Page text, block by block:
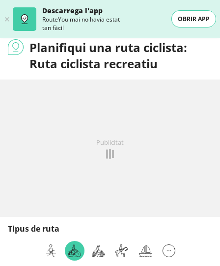
Descarrega l'app
RouteYou mai no havia estat
tan fàcil
OBRIR APP
Planifiqui una ruta ciclista:
Ruta ciclista recreatiu
Publicitat
Tipus de ruta